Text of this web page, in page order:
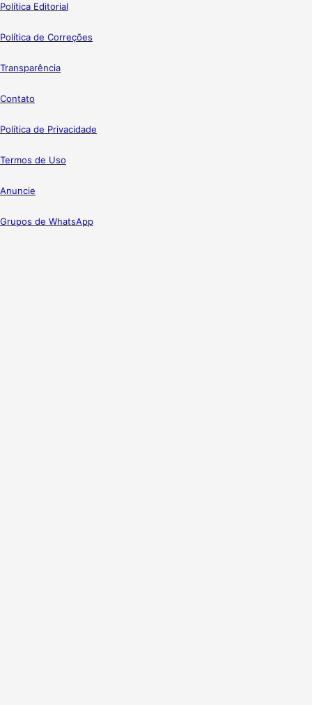
Política Editorial
Política de Correções
Transparência
Contato
Política de Privacidade
Termos de Uso
Anuncie
Grupos de WhatsApp